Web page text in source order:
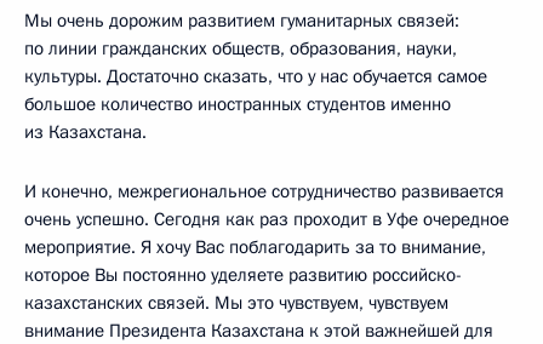
Мы очень дорожим развитием гуманитарных связей:
по линии гражданских обществ, образования, науки,
культуры. Достаточно сказать, что у нас обучается самое
большое количество иностранных студентов именно
из Казахстана.
И конечно, межрегиональное сотрудничество развивается
очень успешно. Сегодня как раз проходит в Уфе очередное
мероприятие. Я хочу Вас поблагодарить за то внимание,
которое Вы постоянно уделяете развитию российско-
казахстанских связей. Мы это чувствуем, чувствуем
внимание Президента Казахстана к этой важнейшей для